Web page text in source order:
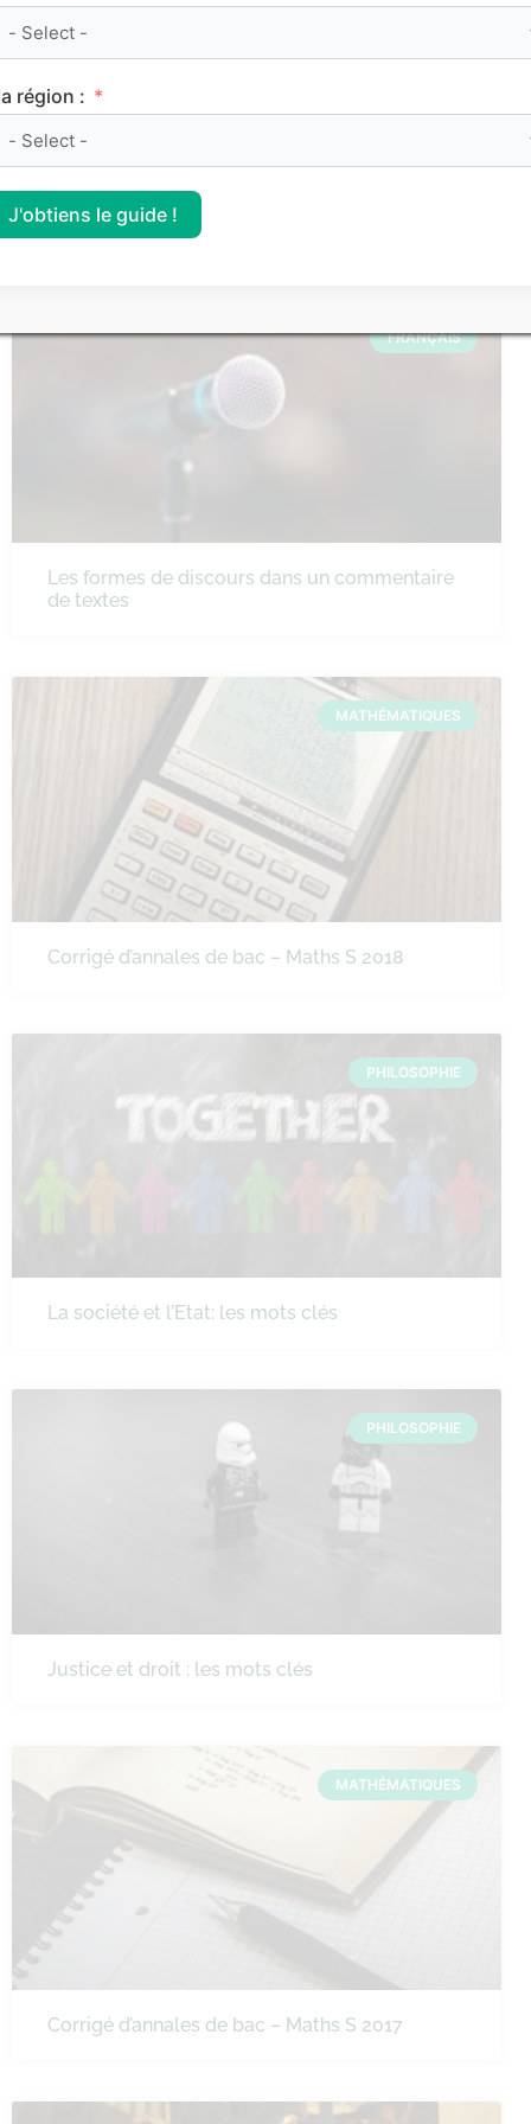
Corrigé d’annales de bac – Maths S 2016
FRANÇAIS
Les formes de discours dans un commentaire
de textes
MATHÉMATIQUES
Corrigé d’annales de bac – Maths S 2018
PHILOSOPHIE
La société et l’Etat: les mots clés
PHILOSOPHIE
Justice et droit : les mots clés
MATHÉMATIQUES
Corrigé d’annales de bac – Maths S 2017
région :
J'obtiens le guide !